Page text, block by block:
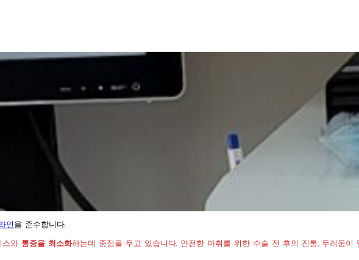
인 을 준수합니다.
스와 통증을 최소화하는데 중점을 두고 있습니다. 안전한 마취를 위한 수술 전 후의 진통, 두려움